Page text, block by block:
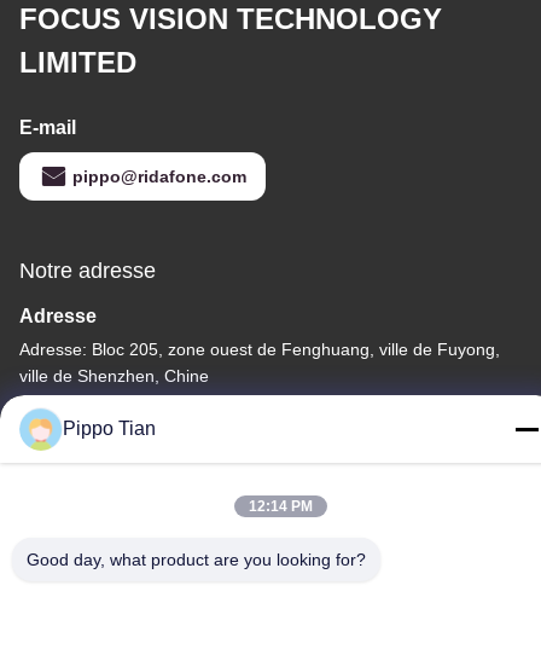
FOCUS VISION TECHNOLOGY
LIMITED
E-mail
pippo@ridafone.com
Notre adresse
Adresse
Adresse: Bloc 205, zone ouest de Fenghuang, ville de Fuyong,
ville de Shenzhen, Chine
Télégramme
86--13590447319
Pippo Tian
12:14 PM
Good day, what product are you looking for?